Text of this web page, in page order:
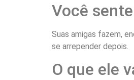
Você
Suas amigas fazem,
se arrepender depois.
O que ele